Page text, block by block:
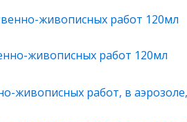
живописных работ 120мл